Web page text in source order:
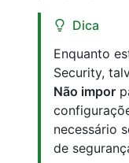
Dica
Enquanto
Security,
Não impor
necessário
de